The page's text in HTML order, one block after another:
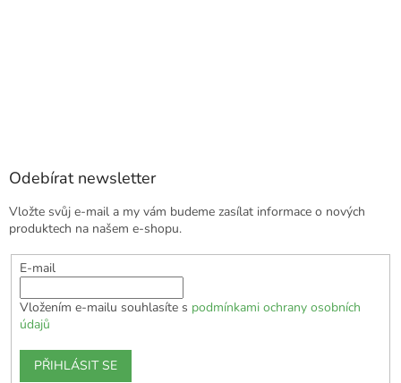
Odebírat newsletter
Vložte svůj e-mail a my vám budeme zasílat informace o nových
produktech na našem e-shopu.
E-mail
Vložením e-mailu souhlasíte s podmínkami ochrany osobních
údajů
PŘIHLÁSIT SE